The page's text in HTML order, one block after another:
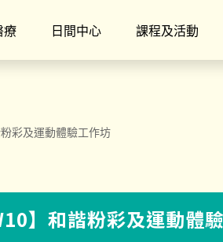
療 日間中心 課程及活動
彩及運動體驗工作坊
】和諧粉彩及運動體